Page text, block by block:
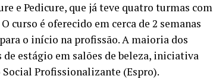
e Pedicure, que já teve quatro turmas com
curso é oferecido em cerca de 2 semanas
o início na profissão. A maioria dos
estágio em salões de beleza, iniciativa
Profissionalizante (Espro).